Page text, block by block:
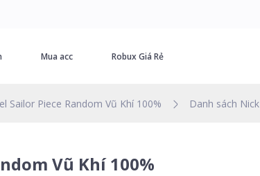
Mua acc Robux Giá Rẻ
Sailor Piece Random Vũ Khí 100% Danh sách Nick
Vũ Khí 100%